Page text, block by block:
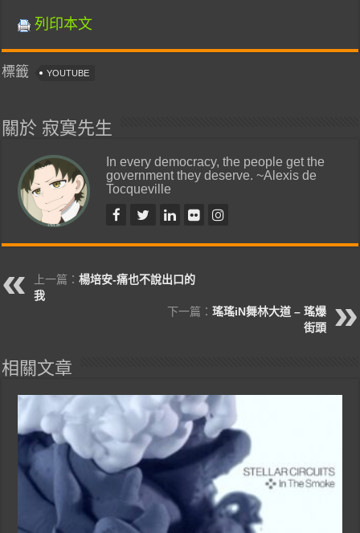
列印本文
標籤 YOUTUBE
關於 寂寞先生
In every democracy, the people get the
government they deserve. ~Alexis de
Tocqueville
上一篇：楊培安-痛也不說出口的
我
下一篇： 瑤瑤iN舞林大道 – 瑤爆
街頭
相關文章